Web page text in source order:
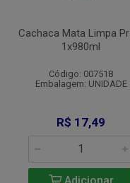
Cachaca Mata Limpa
1x980ml
Código: 007518
Embalagem: UNIDADE
R$ 17,49